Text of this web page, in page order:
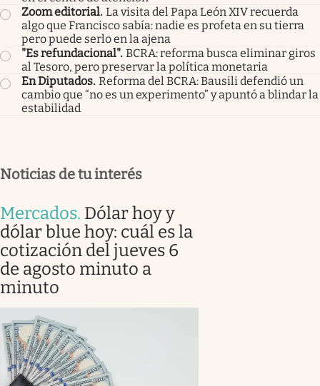
Zoom editorial. La visita del Papa León XIV recuerda
algo que Francisco sabía: nadie es profeta en su tierra
pero puede serlo en la ajena
"Es refundacional". BCRA: reforma busca eliminar giros
al Tesoro, pero preservar la política monetaria
En Diputados. Reforma del BCRA: Bausili defendió un
cambio que “no es un experimento” y apuntó a blindar la
estabilidad
Noticias de tu interés
Mercados. Dólar hoy y
dólar blue hoy: cuál es la
cotización del jueves 6
de agosto minuto a
minuto